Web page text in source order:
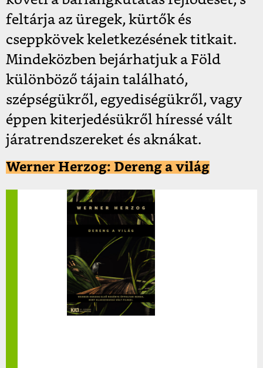
feltárja az üregek, kürtők és
cseppkövek keletkezésének titkait.
Mindeközben bejárhatjuk a Föld
különböző tájain található,
szépségükről, egyediségükről, vagy
éppen kiterjedésükről híressé vált
járatrendszereket és aknákat.
Werner Herzog: Dereng a világ